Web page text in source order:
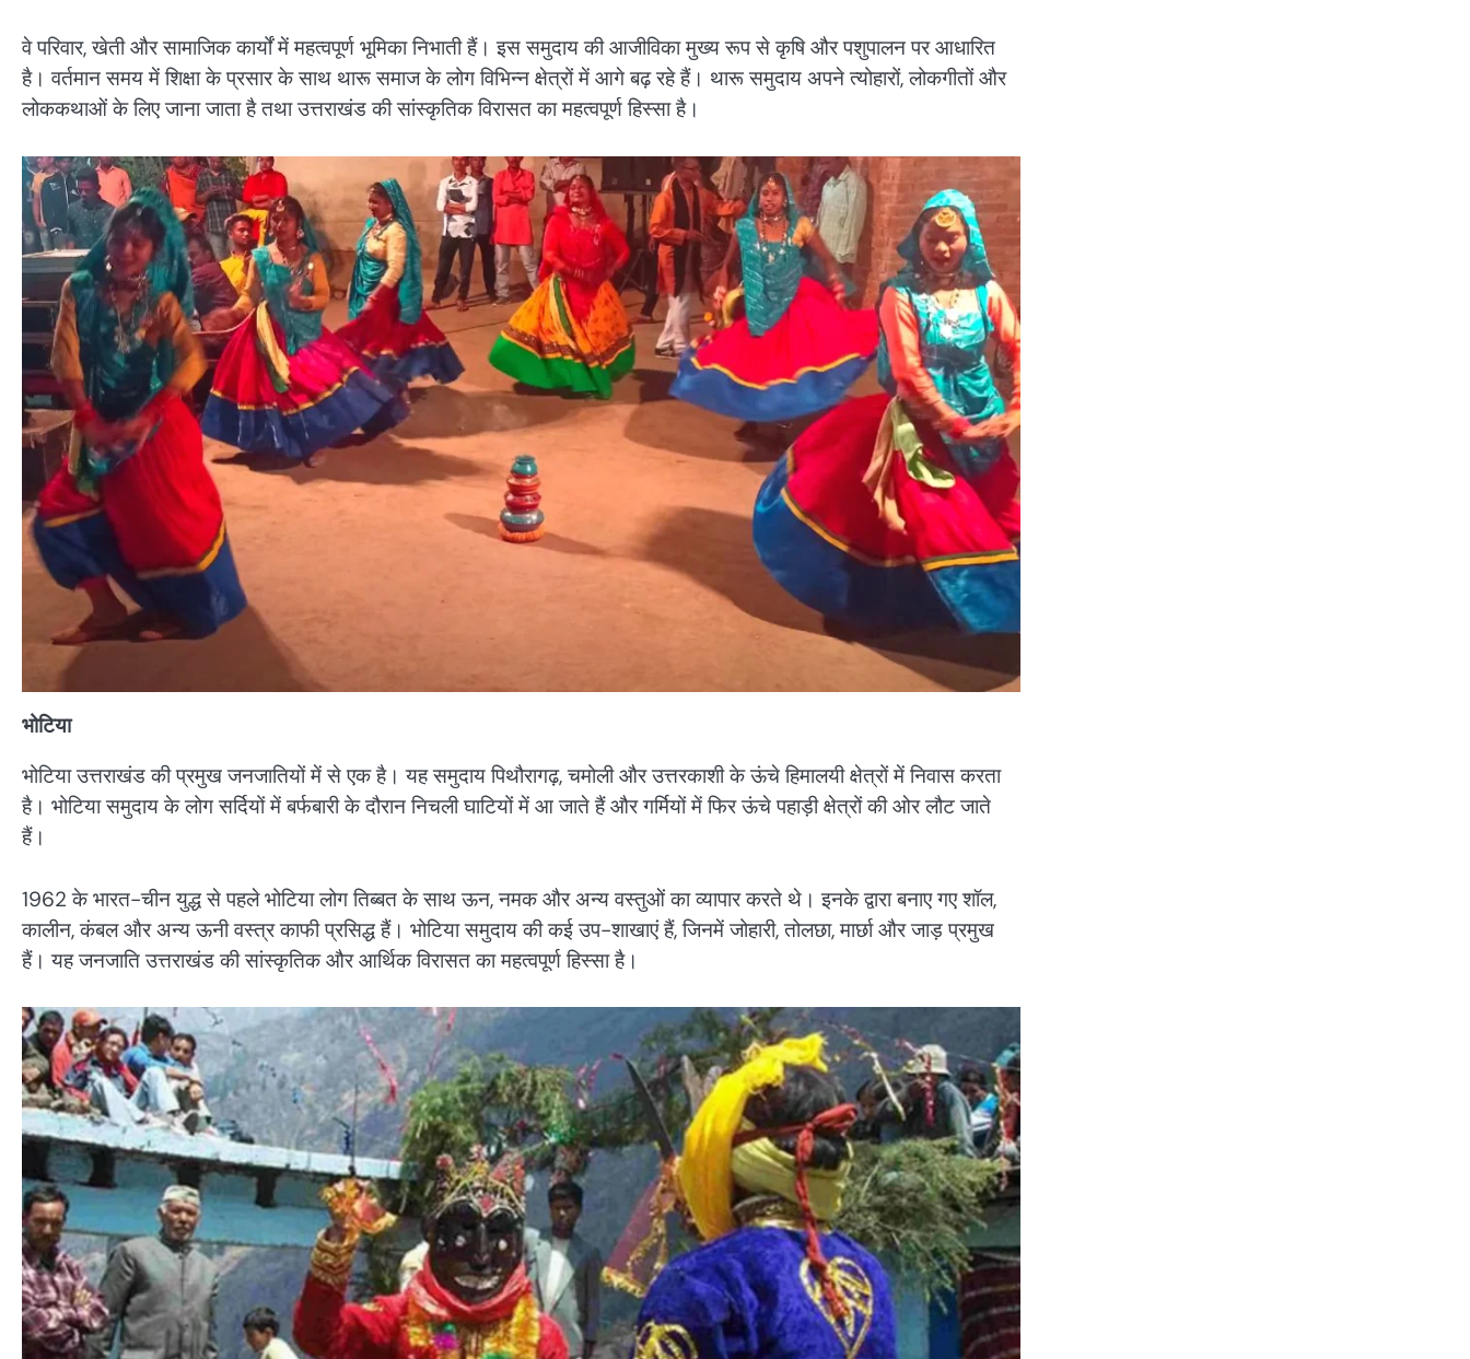
वे परिवार, खेती और सामाजिक कार्यों में महत्वपूर्ण भूमिका निभाती हैं। इस समुदाय की आजीविका मुख्य रूप से कृषि और पशुपालन पर आधारित
है। वर्तमान समय में शिक्षा के प्रसार के साथ थारू समाज के लोग विभिन्न क्षेत्रों में आगे बढ़ रहे हैं। थारू समुदाय अपने त्योहारों, लोकगीतों और
लोककथाओं के लिए जाना जाता है तथा उत्तराखंड की सांस्कृतिक विरासत का महत्वपूर्ण हिस्सा है।
भोटिया
भोटिया उत्तराखंड की प्रमुख जनजातियों में से एक है। यह समुदाय पिथौरागढ़, चमोली और उत्तरकाशी के ऊंचे हिमालयी क्षेत्रों में निवास करता
है। भोटिया समुदाय के लोग सर्दियों में बर्फबारी के दौरान निचली घाटियों में आ जाते हैं और गर्मियों में फिर ऊंचे पहाड़ी क्षेत्रों की ओर लौट जाते
हैं।
1962 के भारत-चीन युद्ध से पहले भोटिया लोग तिब्बत के साथ ऊन, नमक और अन्य वस्तुओं का व्यापार करते थे। इनके द्वारा बनाए गए शॉल,
कालीन, कंबल और अन्य ऊनी वस्त्र काफी प्रसिद्ध हैं। भोटिया समुदाय की कई उप-शाखाएं हैं, जिनमें जोहारी, तोलछा, मार्छा और जाड़ प्रमुख
हैं। यह जनजाति उत्तराखंड की सांस्कृतिक और आर्थिक विरासत का महत्वपूर्ण हिस्सा है।